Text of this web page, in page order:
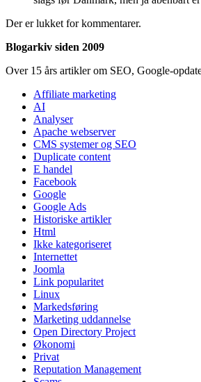
Der er lukket for kommentarer.
Blogarkiv siden 2009
Over 15 års artikler om SEO, Google-
Affiliate marketing
AI
Analyser
Apache webserver
CMS systemer og SEO
Duplicate content
E handel
Facebook
Google
Google Ads
Historiske artikler
Html
Ikke kategoriseret
Internettet
Joomla
Link popularitet
Linux
Markedsføring
Marketing uddannelse
Open Directory Project
Økonomi
Privat
Reputation Management